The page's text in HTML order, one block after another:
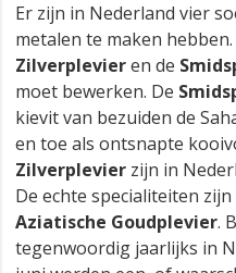
Er zijn in Nederland vier
metalen te maken
Zilverplevieren de
moet bewerken. De
kievit van bezuiden de
en toe als ontsnapte
Zilverplevier zijn in
De echte specialiteiten zijn
Aziatische Goudplevier.
tegenwoordig jaarlijks in